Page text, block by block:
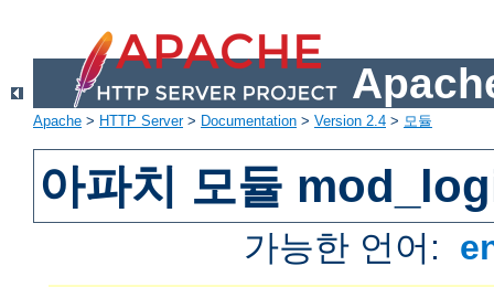
Apache > HTTP Server> Documentation > Version 2.4 > 모듈
아파치 모듈
가능한 언어: